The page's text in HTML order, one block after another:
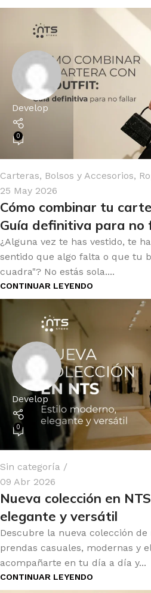
Develop
0
Carteras, Bolsos y Accesorios,
25 May 2026
Cómo combinar tu
Guía definitiva para no
¿Alguna vez te has vestido, te
sentido que algo falta o que tu
cuadra"? No estás sola....
CONTINUAR LEYENDO
Develop
0
Sin categoría
09 Abr 2026
Nueva colección en
elegante y versátil
Descubre la nueva colección de
prendas casuales, modernas y
acompañarte en tu día a día y...
CONTINUAR LEYENDO